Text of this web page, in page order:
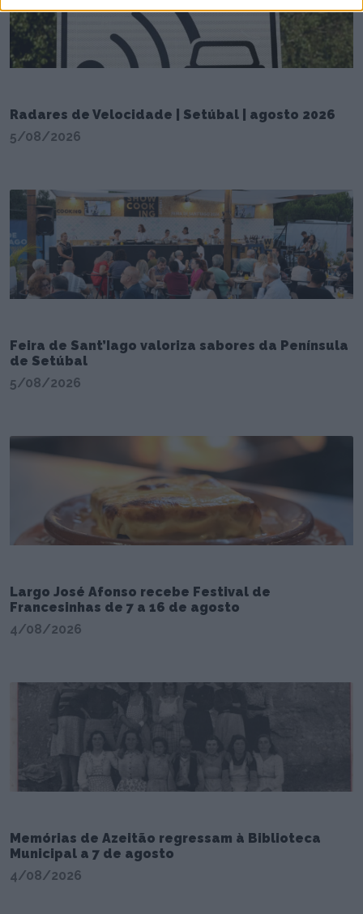
Radares de Velocidade | Setúbal | agosto 2026
5/08/2026
Feira de Sant’Iago valoriza sabores da Península
de Setúbal
5/08/2026
Largo José Afonso recebe Festival de
Francesinhas de 7 a 16 de agosto
4/08/2026
Memórias de Azeitão regressam à Biblioteca
Municipal a 7 de agosto
4/08/2026